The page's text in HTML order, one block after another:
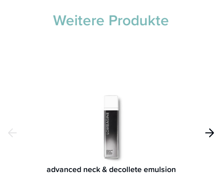
Weitere Produkte
advanced neck & decollete emulsion